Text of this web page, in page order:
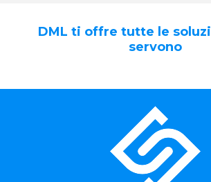
DML ti offre tutte le
servono